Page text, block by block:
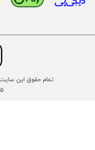
تمام حقوق این